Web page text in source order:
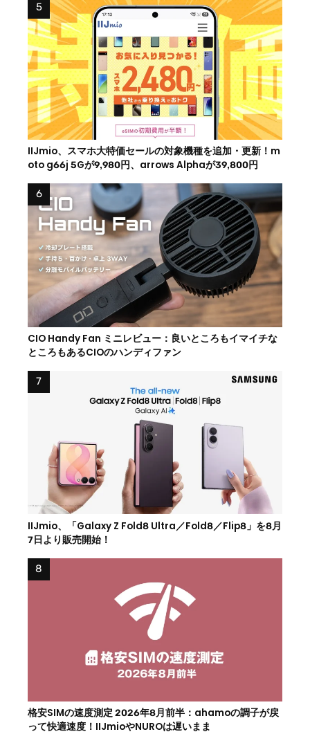
IIJmio、スマホ大特価セールの対象機種を追加・更新！m
oto g66j 5Gが9,980円、arrows Alphaが39,800円
CIO Handy Fan ミニレビュー：良いところもイマイチな
ところもあるCIOのハンディファン
IIJmio、「Galaxy Z Fold8 Ultra／Fold8／Flip8」を8月
7日より販売開始！
格安SIMの速度測定 2026年8月前半：ahamoの調子が戻
って快適速度！IIJmioやNUROは遅いまま